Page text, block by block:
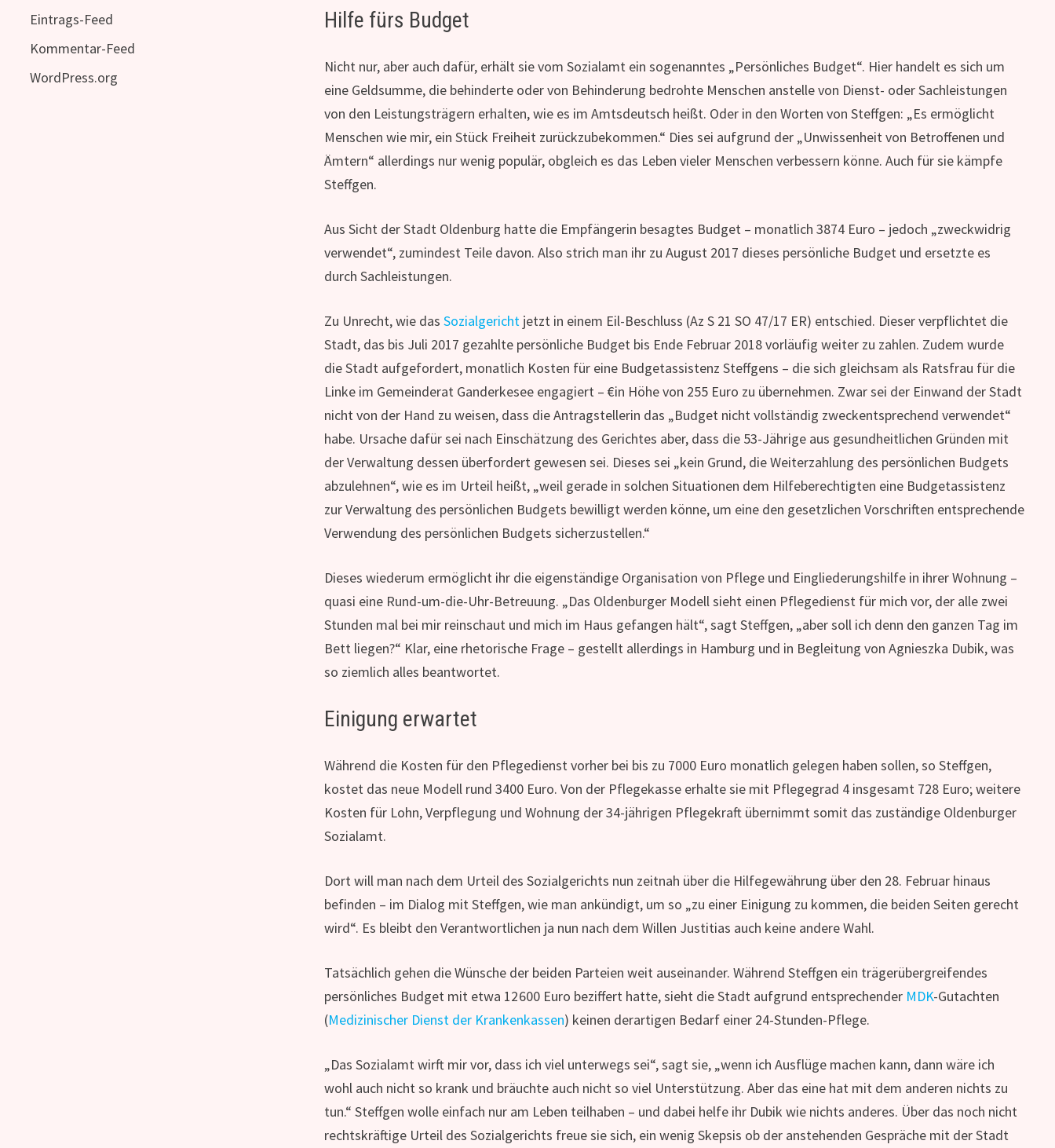
Hilfe fürs Budget
Nicht nur, aber auch dafür, erhält sie vom Sozialamt ein sogenanntes „Persönliches Budget“. Hier handelt es sich um
eine Geldsumme, die behinderte oder von Behinderung bedrohte Menschen anstelle von Dienst- oder Sachleistungen
von den Leistungsträgern erhalten, wie es im Amtsdeutsch heißt. Oder in den Worten von Steffgen: „Es ermöglicht
Menschen wie mir, ein Stück Freiheit zurückzubekommen.“ Dies sei aufgrund der „Unwissenheit von Betroffenen und
Ämtern“ allerdings nur wenig populär, obgleich es das Leben vieler Menschen verbessern könne. Auch für sie kämpfe
Steffgen.
Aus Sicht der Stadt Oldenburg hatte die Empfängerin besagtes Budget – monatlich 3874 Euro – jedoch „zweckwidrig
verwendet“, zumindest Teile davon. Also strich man ihr zu August 2017 dieses persönliche Budget und ersetzte es
durch Sachleistungen.
Zu Unrecht, wie dasSozialgericht jetzt in einem Eil-Beschluss (Az S 21 SO 47/17 ER) entschied. Dieser verpflichtet die
Stadt, das bis Juli 2017 gezahlte persönliche Budget bis Ende Februar 2018 vorläufig weiter zu zahlen. Zudem wurde
die Stadt aufgefordert, monatlich Kosten für eine Budgetassistenz Steffgens – die sich gleichsam als Ratsfrau für die
Linke im Gemeinderat Ganderkesee engagiert – €in Höhe von 255 Euro zu übernehmen. Zwar sei der Einwand der Stadt
nicht von der Hand zu weisen, dass die Antragstellerin das „Budget nicht vollständig zweckentsprechend verwendet“
habe. Ursache dafür sei nach Einschätzung des Gerichtes aber, dass die 53-Jährige aus gesundheitlichen Gründen mit
der Verwaltung dessen überfordert gewesen sei. Dieses sei „kein Grund, die Weiterzahlung des persönlichen Budgets
abzulehnen“, wie es im Urteil heißt, „weil gerade in solchen Situationen dem Hilfeberechtigten eine Budgetassistenz
zur Verwaltung des persönlichen Budgets bewilligt werden könne, um eine den gesetzlichen Vorschriften entsprechende
Verwendung des persönlichen Budgets sicherzustellen.“
Dieses wiederum ermöglicht ihr die eigenständige Organisation von Pflege und Eingliederungshilfe in ihrer Wohnung –
quasi eine Rund-um-die-Uhr-Betreuung. „Das Oldenburger Modell sieht einen Pflegedienst für mich vor, der alle zwei
Stunden mal bei mir reinschaut und mich im Haus gefangen hält“, sagt Steffgen, „aber soll ich denn den ganzen Tag im
Bett liegen?“ Klar, eine rhetorische Frage – gestellt allerdings in Hamburg und in Begleitung von Agnieszka Dubik, was
so ziemlich alles beantwortet.
Einigung erwartet
Während die Kosten für den Pflegedienst vorher bei bis zu 7000 Euro monatlich gelegen haben sollen, so Steffgen,
kostet das neue Modell rund 3400 Euro. Von der Pflegekasse erhalte sie mit Pflegegrad 4 insgesamt 728 Euro; weitere
Kosten für Lohn, Verpflegung und Wohnung der 34-jährigen Pflegekraft übernimmt somit das zuständige Oldenburger
Sozialamt.
Dort will man nach dem Urteil des Sozialgerichts nun zeitnah über die Hilfegewährung über den 28. Februar hinaus
befinden – im Dialog mit Steffgen, wie man ankündigt, um so „zu einer Einigung zu kommen, die beiden Seiten gerecht
wird“. Es bleibt den Verantwortlichen ja nun nach dem Willen Justitias auch keine andere Wahl.
Tatsächlich gehen die Wünsche der beiden Parteien weit auseinander. Während Steffgen ein trägerübergreifendes
persönliches Budget mit etwa 12 600 Euro beziffert hatte, sieht die Stadt aufgrund entsprechender MDK-Gutachten
(Medizinischer Dienst der Krankenkassen) keinen derartigen Bedarf einer 24-Stunden-Pflege.
„Das Sozialamt wirft mir vor, dass ich viel unterwegs sei“, sagt sie, „wenn ich Ausflüge machen kann, dann wäre ich
wohl auch nicht so krank und bräuchte auch nicht so viel Unterstützung. Aber das eine hat mit dem anderen nichts zu
tun.“ Steffgen wolle einfach nur am Leben teilhaben – und dabei helfe ihr Dubik wie nichts anderes. Über das noch nicht
rechtskräftige Urteil des Sozialgerichts freue sie sich, ein wenig Skepsis ob der anstehenden Gespräche mit der Stadt
Eintrags-Feed
Kommentar-Feed
WordPress.org